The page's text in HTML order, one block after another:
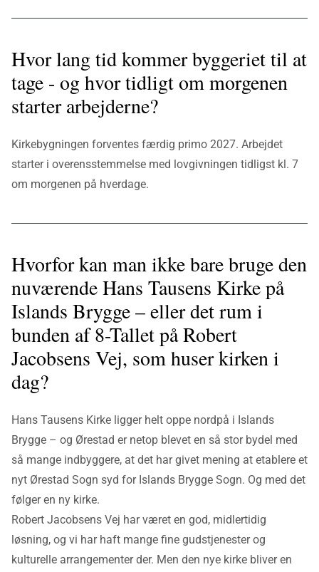
Hvor lang tid kommer byggeriet til at
tage - og hvor tidligt om morgenen
starter arbejderne?
Kirkebygningen forventes færdig primo 2027. Arbejdet
starter i overensstemmelse med lovgivningen tidligst kl. 7
om morgenen på hverdage.
Hvorfor kan man ikke bare bruge den
nuværende Hans Tausens Kirke på
Islands Brygge – eller det rum i
bunden af 8-Tallet på Robert
Jacobsens Vej, som huser kirken i
dag?
Hans Tausens Kirke ligger helt oppe nordpå i Islands
Brygge – og Ørestad er netop blevet en så stor bydel med
så mange indbyggere, at det har givet mening at etablere et
nyt Ørestad Sogn syd for Islands Brygge Sogn. Og med det
følger en ny kirke.
Robert Jacobsens Vej har været en god, midlertidig
løsning, og vi har haft mange fine gudstjenester og
kulturelle arrangementer der. Men den nye kirke bliver en